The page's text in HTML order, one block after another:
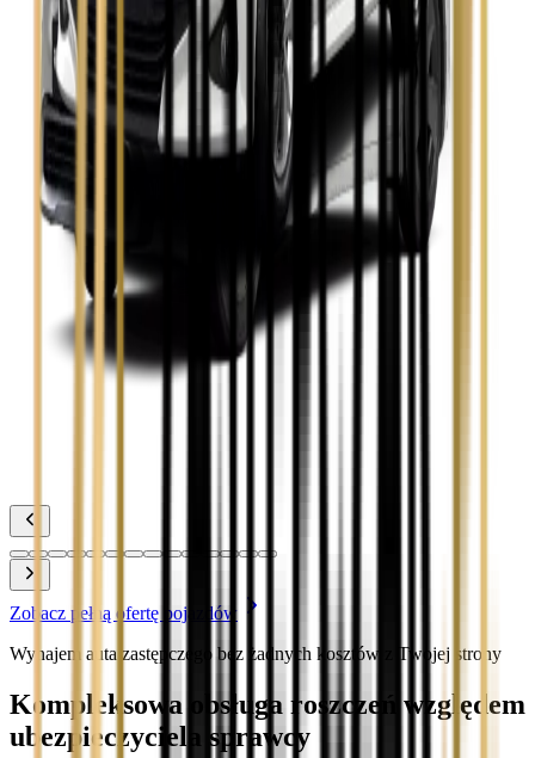
Zobacz
Toyota Avensis
Zobacz
Toyota Camry
Zobacz
Toyota Corolla
Toyota Prius
Zobacz pełną ofertę pojazdów
Wynajem auta zastępczego bez żadnych kosztów z Twojej strony
Kompleksowa obsługa roszczeń względem
ubezpieczyciela sprawcy